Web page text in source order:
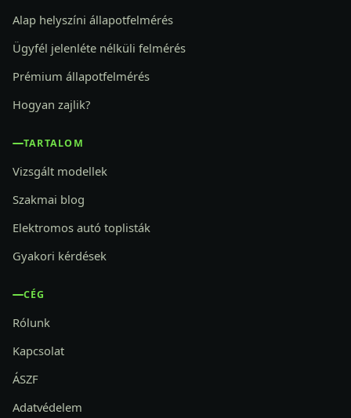
Alap helyszíni állapotfelmérés
Ügyfél jelenléte nélküli felmérés
Prémium állapotfelmérés
Hogyan zajlik?
TARTALOM
Vizsgált modellek
Szakmai blog
Elektromos autó toplisták
Gyakori kérdések
CÉG
Rólunk
Kapcsolat
ÁSZF
Adatvédelem